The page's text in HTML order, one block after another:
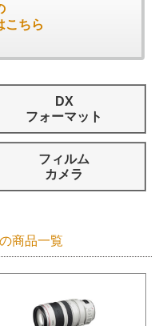
こちら
DX
フォーマット
フィルム
カメラ
商品一覧